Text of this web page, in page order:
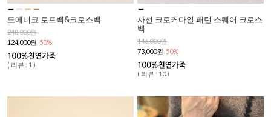
도메니코 토트백&크로스백
248,000원
124,000원 50%
( 리뷰 : 1 )
사선 크로커다일 패턴 스퀘어 크로스
백
146,000원
73,000원 50%
( 리뷰 : 10 )